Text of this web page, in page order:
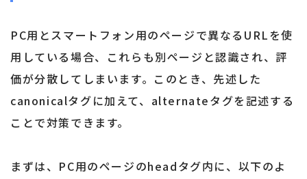
PC用とスマートフォン用のページで異なるURLを使
用している場合、これらも別ページと認識され、評
価が分散してしまいます。このとき、先述した
canonicalタグに加えて、alternateタグを記述する
ことで対策できます。
まずは、PC用のページのheadタグ内に、以下のよ